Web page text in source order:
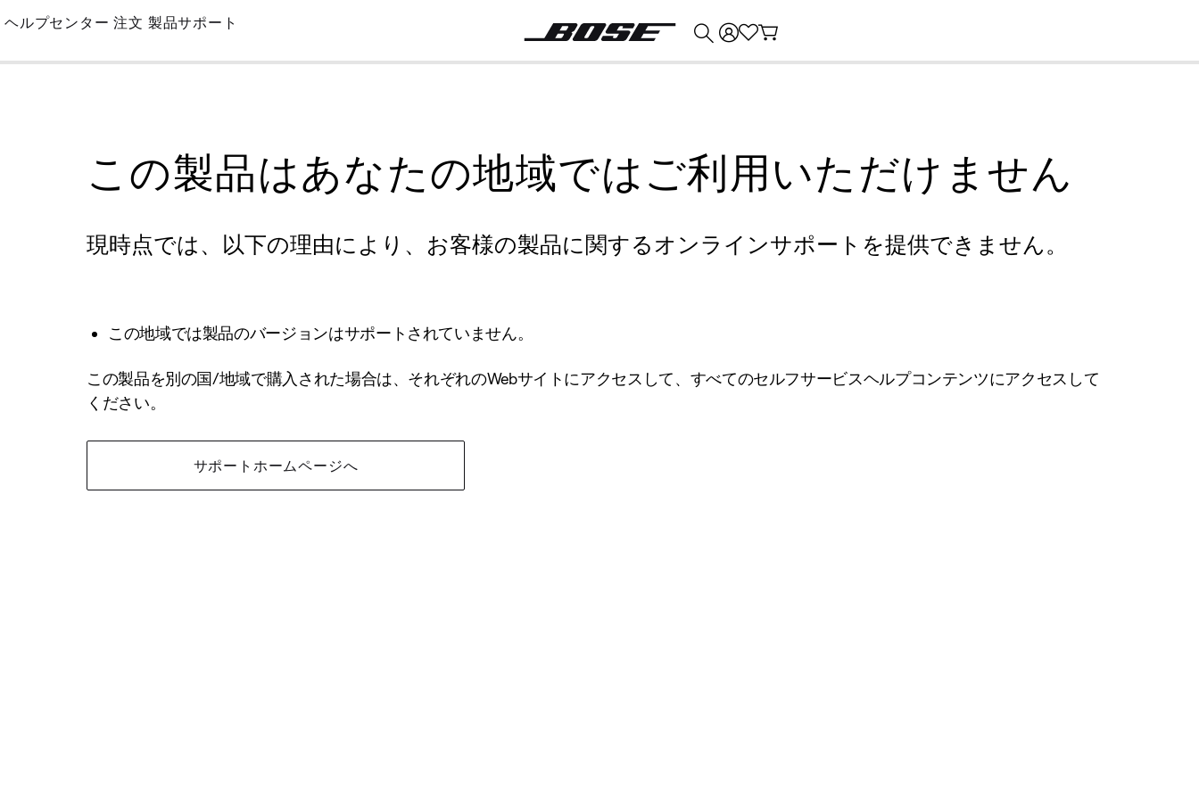
Skip
Main
ヘルプセンター 注文 製品サポート
この製品はあなたの地域ではご利用いただけません
現時点では、以下の理由により、お客様の製品に関するオンラインサポートを提供できません。
この地域では製品のバージョンはサポートされていません。
この製品を別の国/地域で購入された場合は、それぞれのWebサイトにアクセスして、すべてのセルフサービスヘルプコンテンツにアクセスして
ください。
サポートホームページへ